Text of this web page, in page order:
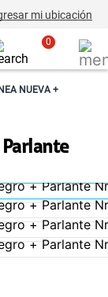
mi ubicación
0
NUEVA +
Parlante